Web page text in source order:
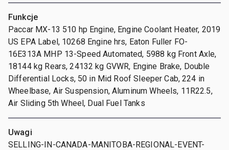
Funkcje
Paccar MX-13 510 hp Engine, Engine Coolant Heater, 2019
US EPA Label, 10268 Engine hrs, Eaton Fuller FO-
16E313A MHP 13-Speed Automated, 5988 kg Front Axle,
18144 kg Rears, 24132 kg GVWR, Engine Brake, Double
Differential Locks, 50 in Mid Roof Sleeper Cab, 224 in
Wheelbase, Air Suspension, Aluminum Wheels, 11R22.5,
Air Sliding 5th Wheel, Dual Fuel Tanks
Uwagi
SELLING-IN-CANADA-MANITOBA-REGIONAL-EVENT-